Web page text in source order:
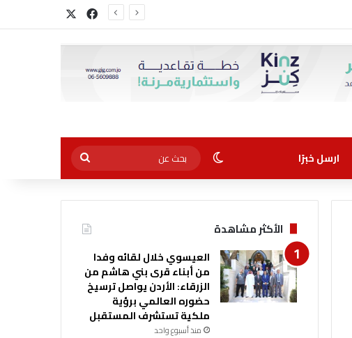
فيسبوك
ارسل خبرًا الوضع المظلم
بحث
عن
الأكثر مشاهدة
العيسوي خلال لقائه وفدا
من أبناء قرى بني هاشم من
الزرقاء: الأردن يواصل ترسيخ
حضوره العالمي برؤية
ملكية تستشرف المستقبل
منذ أسبوع واحد